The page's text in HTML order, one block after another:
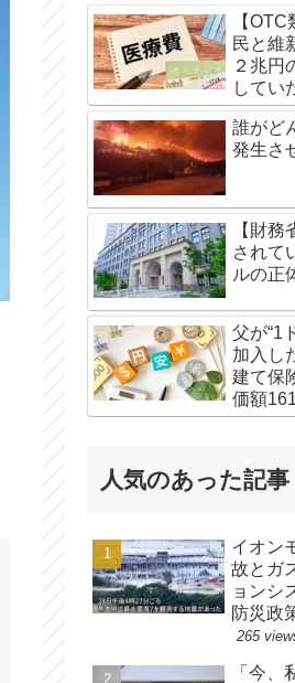
【
民と維
２兆円
してい
誰がど
発生さ
【財
されて
ルの正
父が“1
加入し
建て保
価額
人気のあった記事
イオン
故とガ
ョンシ
防災政
265
「今、